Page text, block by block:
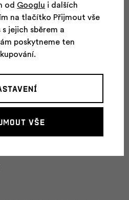
Polarstretch Micro,
Active
% polyester + 8 % elastan
anthracite
od Googlu i dalších
na tlačítko Přijmout vše
jejich sběrem a
poskytneme ten
vše